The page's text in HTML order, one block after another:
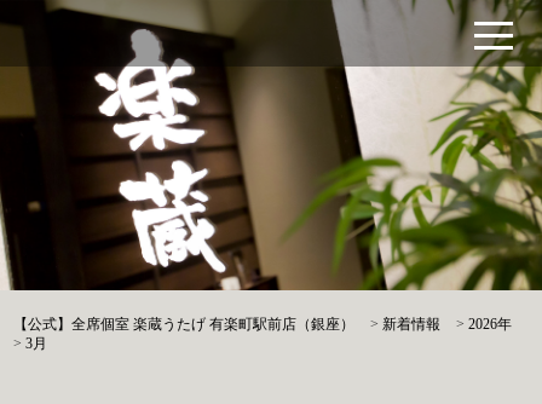
【公式】全席個室 楽蔵うたげ 有楽町駅前店（銀座） >新着情報 >2026年
>3月